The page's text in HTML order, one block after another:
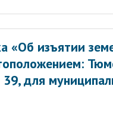
«Об изъятии
39, для